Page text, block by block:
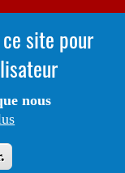
Michaud
Systèmes. Tous
site pour
nous